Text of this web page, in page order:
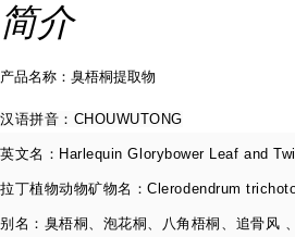
简介
产品名称：臭梧桐提取物
汉语拼音： CHOUWUTONG
英文名： Harlequin Glorybower Leaf and
拉丁植物动物矿物名：Clerodendrum
别名：臭梧桐、泡花桐、八角梧桐、追骨风